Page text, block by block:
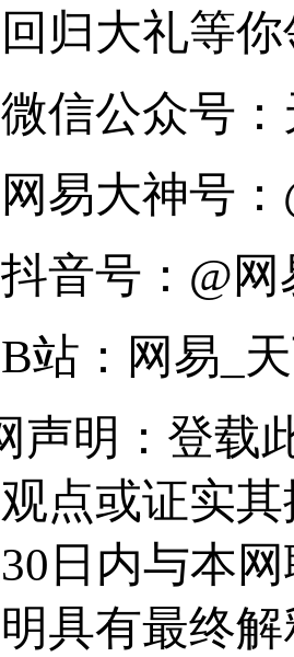
归大礼等
公众号：
大神号：
号：@网
：网易_天
声明：登载
点或证实
日内与本
具有最终